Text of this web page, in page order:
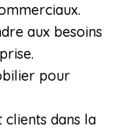
aux besoins
pour
dans la